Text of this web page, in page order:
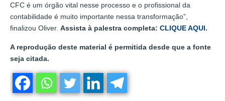
CFC é um órgão vital nesse processo e o profissional da
contabilidade é muito importante nessa transformação”,
finalizou Oliver. Assista à palestra completa: CLIQUE AQUI.
A reprodução deste material é permitida desde que a fonte
seja citada.